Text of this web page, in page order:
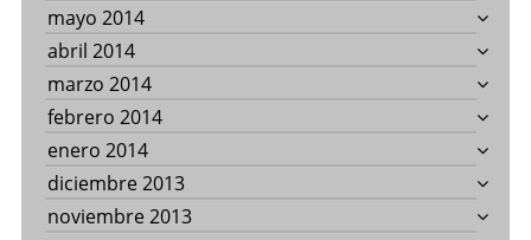
mayo 2014
abril 2014
marzo 2014
febrero 2014
enero 2014
diciembre 2013
noviembre 2013